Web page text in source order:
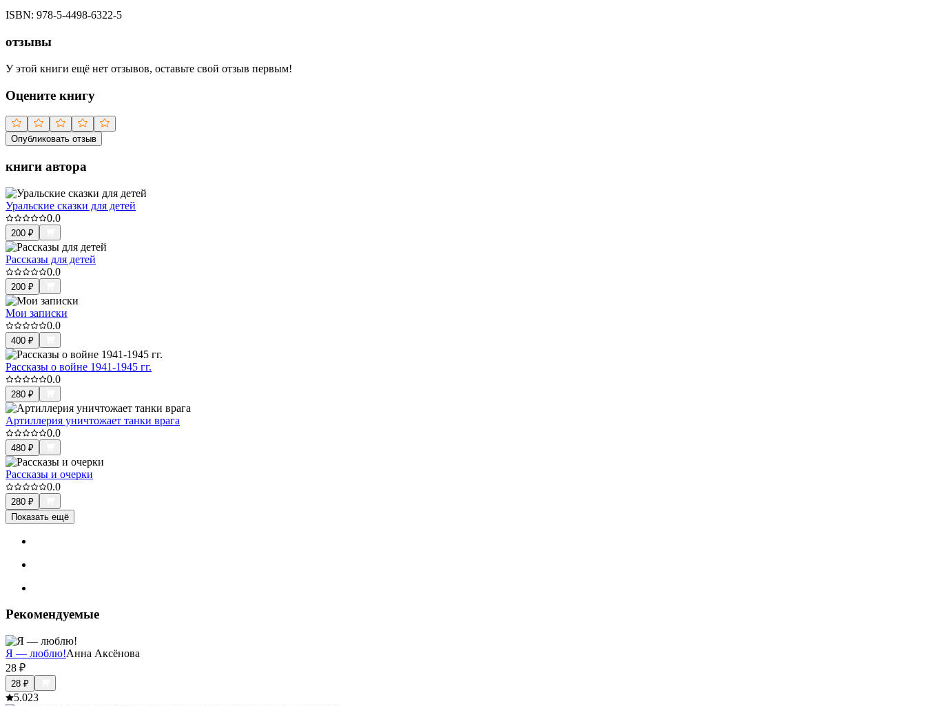
ISBN: 978-5-4498-6322-5
отзывы
У этой книги ещё нет отзывов, оставьте свой отзыв первым!
Оцените книгу
Опубликовать отзыв
книги автора
Уральские сказки для детей
0.0
200 ₽
Рассказы для детей
0.0
200 ₽
Мои записки
0.0
400 ₽
Рассказы о войне 1941-1945 гг.
0.0
280 ₽
Артиллерия уничтожает танки врага
0.0
480 ₽
Рассказы и очерки
0.0
280 ₽
Показать ещё
Рекомендуемые
Я — люблю!Анна Аксёнова
28 ₽
28 ₽
5.023